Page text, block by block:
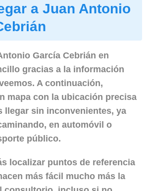
a Juan Antonio
García Cebrián en
gracias a la información
A continuación,
mapa con la ubicación precisa
llegar sin inconvenientes, ya
en automóvil o
público.
localizar puntos de referencia
más fácil mucho más la